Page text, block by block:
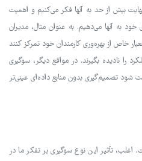
بیش از حد به آنها فکر می‌کنیم و اهمیت
به آنها می‌دهیم. به عنوان مثال، مدیران
از بهره‌وری کارمندان خود تمرکز کنند
را نادیده بگیرند. در مواقع دیگر، سوگیری
تصمیم‌گیری بدون منابع داده‌ای عینی‌تر
تأثیر این نوع سوگیری بر تفکر ما در